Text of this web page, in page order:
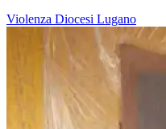
Violenza Diocesi Lugano